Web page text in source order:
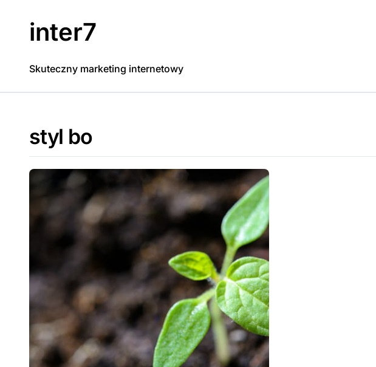
inter7
Skuteczny marketing internetowy
styl bo